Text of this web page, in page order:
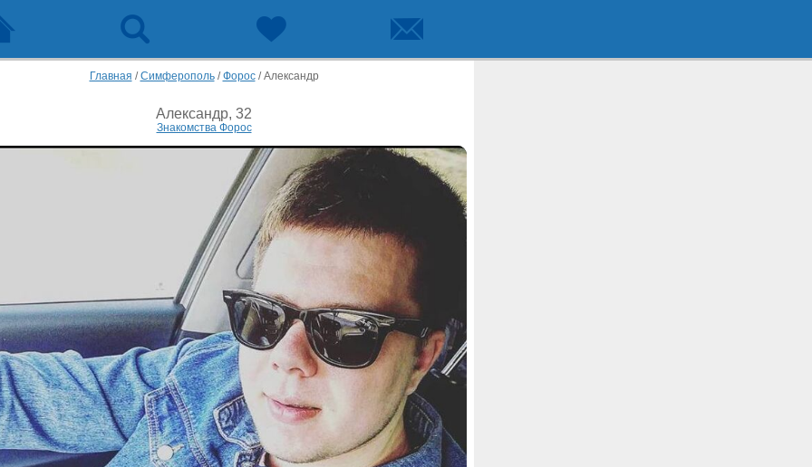
Главная /Симферополь/Форос/Александр
Александр, 32
Знакомства Форос